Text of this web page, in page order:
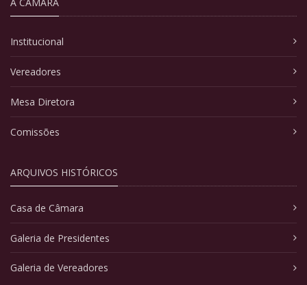
Institucional
Vereadores
Mesa Diretora
Comissões
ARQUIVOS HISTÓRICOS
Casa de Câmara
Galeria de Presidentes
Galeria de Vereadores